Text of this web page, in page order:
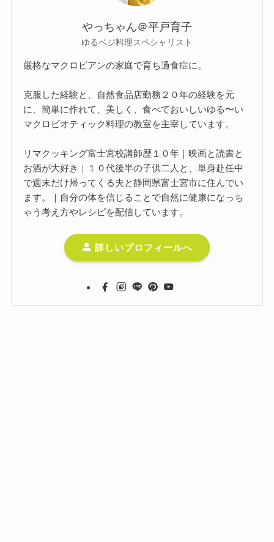
やっちゃん＠平戸育子
ゆるベジ料理スペシャリスト
厳格なマクロビアンの家庭で育ち過食症に。
克服した経験と、自然食品店勤務２０年の経験を元
に、簡単に作れて、美しく、食べておいしいゆる〜い
マクロビオティック料理の教室を主宰しています。
リマクッキング富士宮校講師歴１０年｜映画と読書と
お酒が大好き｜１０代後半の子供二人と、単身赴任中
で週末だけ帰ってくる夫と静岡県富士宮市に住んでい
ます。｜自分の体を信じることで自然に健康になっち
ゃう考え方やレシピを配信しています。
詳しいプロフィールへ